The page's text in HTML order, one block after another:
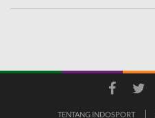
TENTANG INDOSPORT